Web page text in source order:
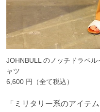
JOHNBULL のノッチドラペ
ャツ
6,600 円（全て税込）
「ミリタリー系のアイテ